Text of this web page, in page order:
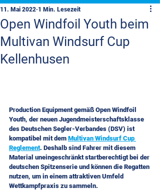
Open Windfoil Youth beim
Multivan Windsurf Cup
Kellenhusen
11. Mai 2022 1 Min. Lesezeit
Production Equipment gemäß Open Windfoil
Youth, der neuen Jugendmeisterschaftsklasse
des Deutschen Segler-Verbandes (DSV) ist
kompatibel mit dem Multivan Windsurf Cup
Reglement. Deshalb sind Fahrer mit diesem
Material uneingeschränkt startberechtigt bei der
deutschen Spitzenserie und können die Regatten
nutzen, um in einem attraktiven Umfeld
Wettkampfpraxis zu sammeln.